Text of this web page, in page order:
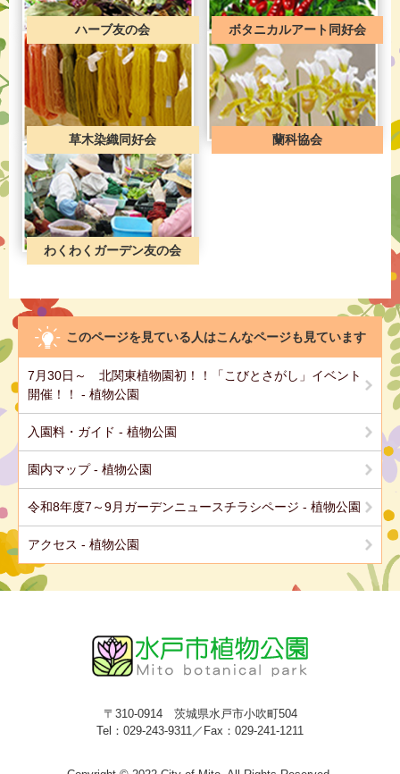
ハーブ友の会 ボタニカルアート同好会
草木染織同好会 蘭科協会
わくわくガーデン友の会
このページを見ている人はこんなページも見ています
7月30日～ 北関東植物園初！！「こびとさがし」イベント
開催！！ - 植物公園
入園料・ガイド - 植物公園
園内マップ - 植物公園
令和8年度7～9月ガーデンニュースチラシページ - 植物公園
アクセス - 植物公園
〒310-0914 茨城県水戸市小吹町504
Tel：029-243-9311／Fax：029-241-1211